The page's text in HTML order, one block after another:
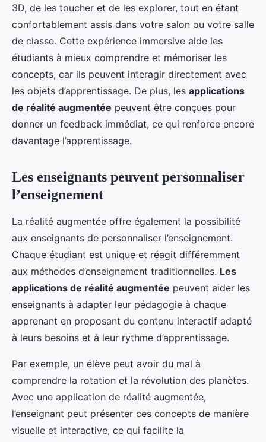
3D, de les toucher et de les explorer, tout en étant
confortablement assis dans votre salon ou votre salle
de classe. Cette expérience immersive aide les
étudiants à mieux comprendre et mémoriser les
concepts, car ils peuvent interagir directement avec
les objets d’apprentissage. De plus, les applications
de réalité augmentée peuvent être conçues pour
donner un feedback immédiat, ce qui renforce encore
davantage l’apprentissage.
Les enseignants peuvent personnaliser
l’enseignement
La réalité augmentée offre également la possibilité
aux enseignants de personnaliser l’enseignement.
Chaque étudiant est unique et réagit différemment
aux méthodes d’enseignement traditionnelles. Les
applications de réalité augmentée peuvent aider les
enseignants à adapter leur pédagogie à chaque
apprenant en proposant du contenu interactif adapté
à leurs besoins et à leur rythme d’apprentissage.
Par exemple, un élève peut avoir du mal à
comprendre la rotation et la révolution des planètes.
Avec une application de réalité augmentée,
l’enseignant peut présenter ces concepts de manière
visuelle et interactive, ce qui facilite la